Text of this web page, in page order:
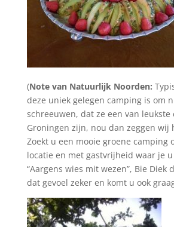
(Note van Natuurlijk Noorden:
deze uniek gelegen camping is om
schreeuwen, dat ze een van leukste
Groningen zijn, nou dan zeggen wij
Zoekt u een mooie groene camping
locatie en met gastvrijheid waar je u
“Aargens wies mit wezen”, Bie Diek
dat gevoel zeker en komt u ook